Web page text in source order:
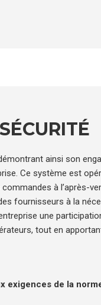
SÉCURITÉ
ainsi son
Ce système est
à l’après-
fournisseurs à la
une
tout en
de la